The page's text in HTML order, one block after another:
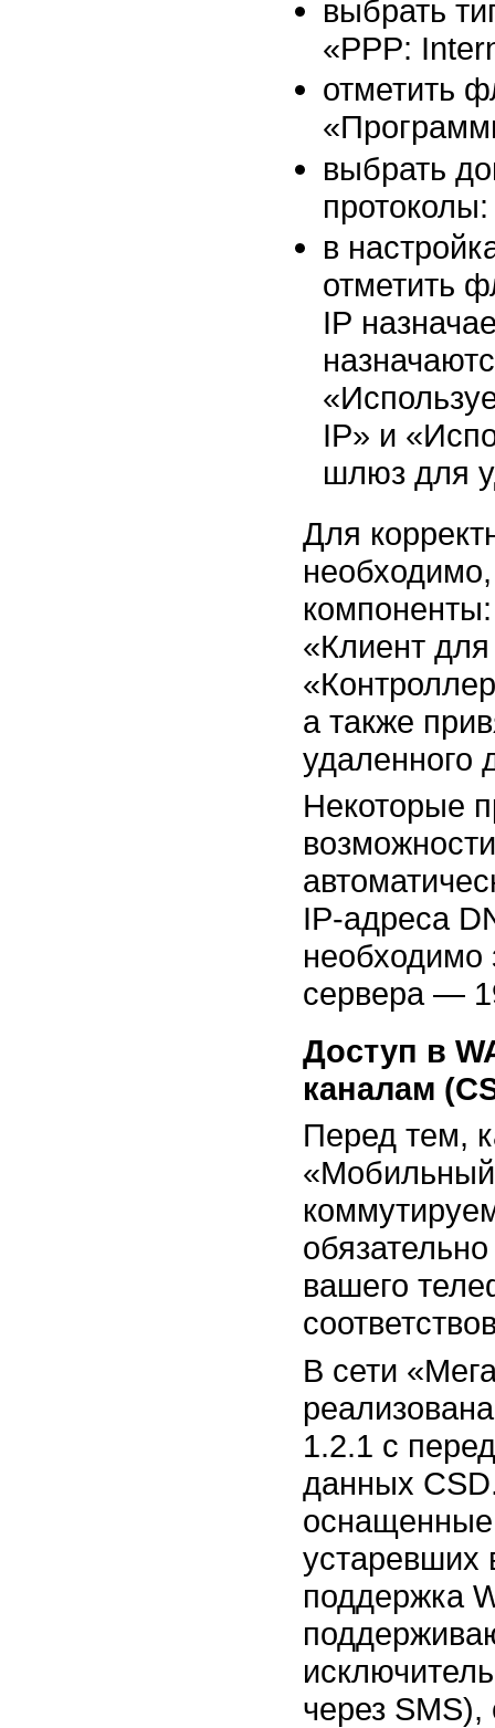
выбрать
«PPP:
отметить
выбрать
в
отметить
IP
IP» и
шлюз для
Для
«Клиент
а также
удаленного
Некоторые
IP-адреса
необходимо
сервера —
Доступ в
каналам
Перед тем,
«Мобильный
вашего
В сети
1.2.1 с
данных
устаревших
поддержка
через